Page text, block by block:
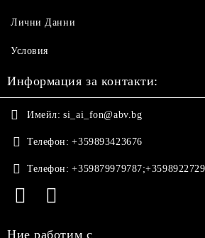
Лични Данни
Условия
Информация за контакти:
Имейл: si_ai_fon@abv.bg
Телефон: +359893423676
Телефон:
Ние работим с